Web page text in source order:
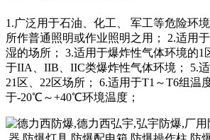
1.广泛用于石油、化工、 军工等危险环
所作普通照明或作业照明之用； 2.适用
湿的场所； 3.适用于爆炸性气体环境的1
于IIA、IIB、IIC类爆炸性气体环境； 5.
21区、22区场所； 6.适用于T1～T6组温
于-20℃～+40℃环境温度；